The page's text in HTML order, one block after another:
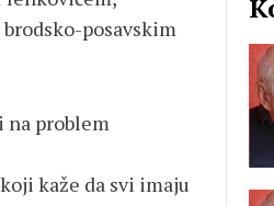
posavskim
problem
kaže da svi imaju